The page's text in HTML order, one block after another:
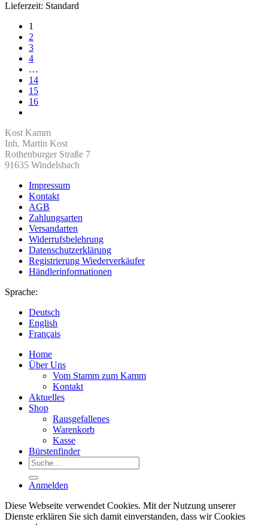
Lieferzeit: Standard
1
2
3
4
…
14
15
16
Kost Kamm
Inh. Martin Kost
Rothenburger Straße 7
91635 Windelsbach
Impressum
Kontakt
AGB
Zahlungsarten
Versandarten
Widerrufsbelehrung
Datenschutzerklärung
Registrierung Wiederverkäufer
Händlerinformationen
Sprache:
Deutsch
English
Français
Home
Über Uns
Vom Stamm zum Kamm
Kontakt
Aktuelles
Shop
Rausgefallenes
Warenkorb
Kasse
Bürstenfinder
Suche
nach:
Anmelden
Diese Webseite verwendet Cookies. Mit der Nutzung unserer
Dienste erklären Sie sich damit einverstanden, dass wir Cookies